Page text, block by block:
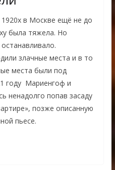
в Москве ещё не до
была тяжела. Но
злачные места и в то
места были под
году Мариенгоф и
ненадолго попав засаду
позже описанную
пьесе.